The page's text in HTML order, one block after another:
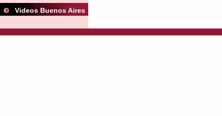
Videos Buenos Aires